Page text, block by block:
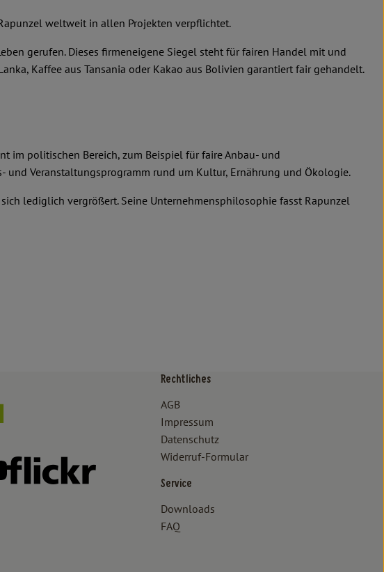
weltweit in allen Projekten verpflichtet.
gerufen. Dieses firmeneigene Siegel steht für fairen Handel mit und
Kaffee aus Tansania oder Kakao aus Bolivien garantiert fair gehandelt.
im politischen Bereich, zum Beispiel für faire Anbau- und
und Veranstaltungsprogramm rund um Kultur, Ernährung und Ökologie.
lediglich vergrößert. Seine Unternehmensphilosophie fasst Rapunzel
zu https://www.bioland.de/verbraucher
Link zu https://www.oekokiste.de/
zu https://www.facebook.com/lammertzhof/
Link zu https://www.instagram.com/lammertzhof/
Externer Link zu https://www.youtube.com/channel/
Externer Link zu https://www.flickr.com/photos/
Rechtliches
AGB
Impressum
Datenschutz
Widerruf-Formular
Service
Downloads
FAQ